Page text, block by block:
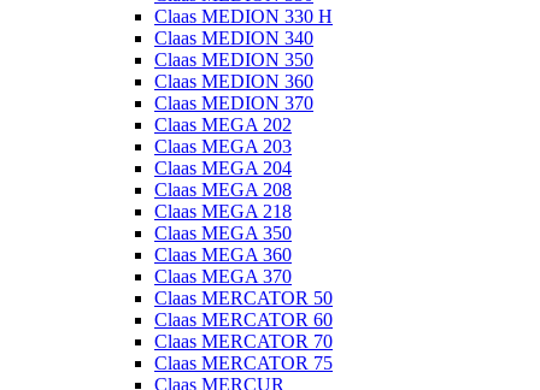
Claas MEDION 330 H
Claas MEDION 340
Claas MEDION 350
Claas MEDION 360
Claas MEDION 370
Claas MEGA 202
Claas MEGA 203
Claas MEGA 204
Claas MEGA 208
Claas MEGA 218
Claas MEGA 350
Claas MEGA 360
Claas MEGA 370
Claas MERCATOR 50
Claas MERCATOR 60
Claas MERCATOR 70
Claas MERCATOR 75
Claas MERCUR